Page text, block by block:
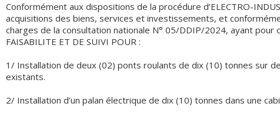
Conformément aux dispositions de la procédure d’ELECTRO-
acquisitions des biens, services et investissements, et
charges de la consultation nationale N° 05/DDIP/2024, ayant pour
FAISABILITE ET DE SUIVI POUR :
1/ Installation de deux (02) ponts roulants de dix (10) tonnes sur
existants.
2/ Installation d’un palan électrique de dix (10) tonnes dans une